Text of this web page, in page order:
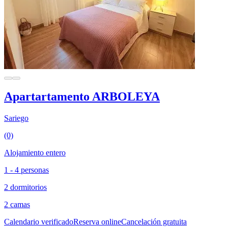
Apartartamento ARBOLEYA
Sariego
(0)
Alojamiento entero
1 - 4 personas
2 dormitorios
2 camas
Calendario verificadoReserva onlineCancelación gratuita